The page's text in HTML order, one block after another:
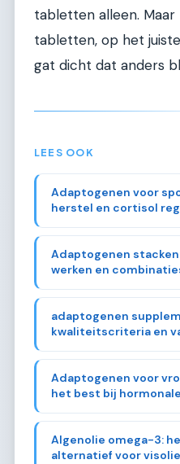
tabletten alleen.
tabletten, op het
gat dicht dat anders
LEES OOK
Adaptogenen voor
herstel en cortisol
Adaptogenen
werken en
adaptogenen
kwaliteitscriteria en
Adaptogenen voor
het best bij
Algenolie omega-3:
alternatief voor visolie